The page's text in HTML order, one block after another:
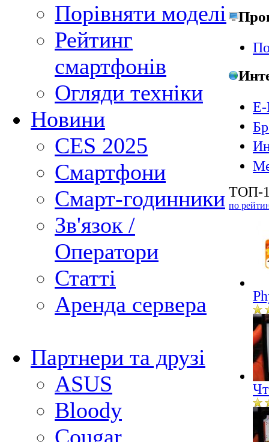
Порівняти моделі
Рейтинг
смартфонів
Огляди техніки
Новини
CES 2025
Смартфони
Смарт-годинники
Зв'язок /
Оператори
Статті
Аренда сервера
Партнери та друзі
ASUS
Bloody
Cougar
ТОП-
по